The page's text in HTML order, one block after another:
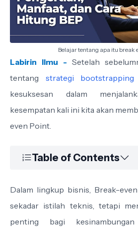
Belajar tentang apa itu break
Labirin Ilmu - Setelah
tentang strategi bootstrapping
kesuksesan dalam
kesempatan kali ini kita akan
even Point.
Table of Contents
Dalam lingkup bisnis, Break-
sekadar istilah teknis, tetapi
penting bagi